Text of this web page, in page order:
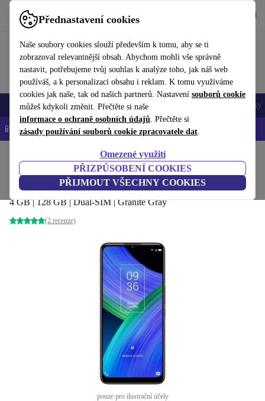
Přednastavení cookies
Naše soubory cookies slouží především k tomu, aby se ti
zobrazoval relevantnější obsah. Abychom mohli vše správně
nastavit, potřebujeme tvůj souhlas k analýze toho, jak náš web
používáš, a k personalizaci obsahu i reklam. K tomu využíváme
cookies jak naše, tak od našich partnerů. Nastavení souborů cookie
můžeš kdykoli změnit. Přečtěte si naše
informace o ochraně osobních údajů. Přečtěte si
zásady používání souborů cookie zpracovatele dat.
Omezené využití
PŘIZPŮSOBENÍ COOKIES
PŘIJMOUT VŠECHNY COOKIES
Používejte refurbed rychle a snadno
Mobily a smartphony Notebooky Tablety Doplňky
📱 -5 % NAVÍC na všechny iPhony – kód: IPHONEDEAL-
Mobily a smartphony
TCL 20 R 5G
4 GB | 128 GB | Dual-SIM | Granite Gray
(2 recenze)
pouze pro ilustrační účely